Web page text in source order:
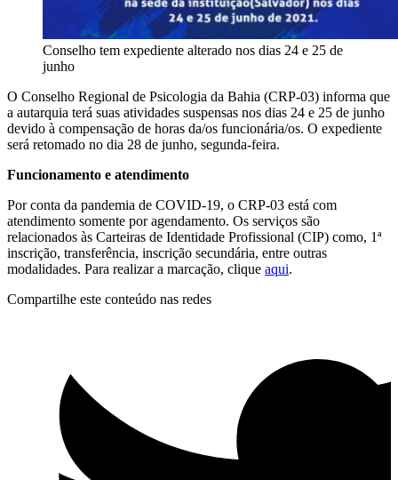
Conselho tem expediente alterado nos dias 24 e 25 de
junho
O Conselho Regional de Psicologia da Bahia (CRP-03) informa que
a autarquia terá suas atividades suspensas nos dias 24 e 25 de junho
devido à compensação de horas da/os funcionária/os. O expediente
será retomado no dia 28 de junho, segunda-feira.
Funcionamento e atendimento
Por conta da pandemia de COVID-19, o CRP-03 está com
atendimento somente por agendamento. Os serviços são
relacionados às Carteiras de Identidade Profissional (CIP) como, 1ª
inscrição, transferência, inscrição secundária, entre outras
modalidades. Para realizar a marcação, clique aqui.
Compartilhe este conteúdo nas redes